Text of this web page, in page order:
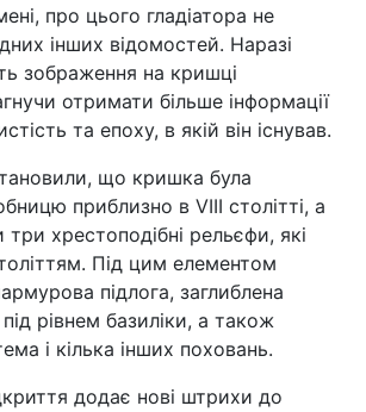
про цього гладіатора не
інших відомостей. Наразі
зображення на кришці
отримати більше інформації
та епоху, в якій він існував.
що кришка була
приблизно в VIII столітті, а
хрестоподібні рельєфи, які
Під цим елементом
підлога, заглиблена
рівнем базиліки, а також
і кілька інших поховань.
додає нові штрихи до